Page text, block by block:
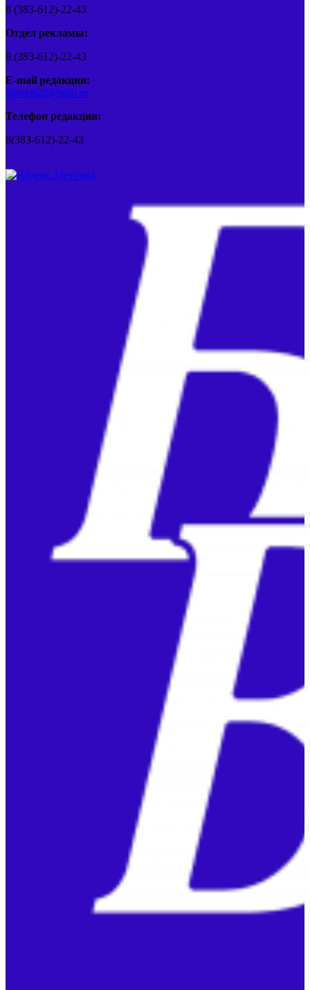
8 (383-612)-22-43
Отдел рекламы:
8 (383-612)-22-43
E-mail редакции:
barvest20@mail.ru
Телефон редакции:
8(383-612)-22-43